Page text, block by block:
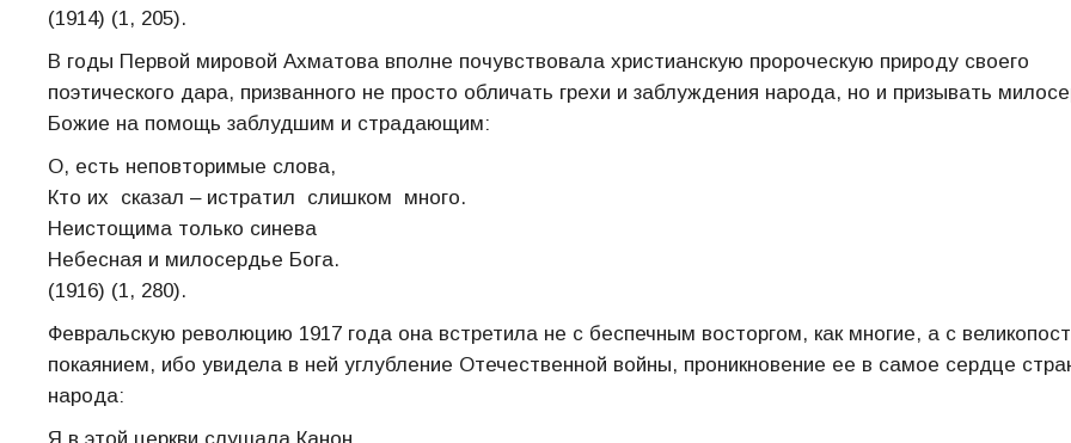
(1914) (1, 205).
В годы Первой мировой Ахматова вполне почувствовала христианскую пророческую природу своего
поэтического дара, призванного не просто обличать грехи и заблуждения народа, но и призывать
Божие на помощь заблудшим и страдающим:
О, есть неповторимые слова,
Кто их сказал ‒ истратил слишком много.
Неистощима только синева
Небесная и милосердье Бога.
(1916) (1, 280).
Февральскую революцию 1917 года она встретила не с беспечным восторгом, как многие, а с
покаянием, ибо увидела в ней углубление Отечественной войны, проникновение ее в самое сердце
народа: